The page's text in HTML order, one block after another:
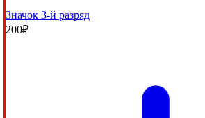
Значок 3-й разряд
200₽